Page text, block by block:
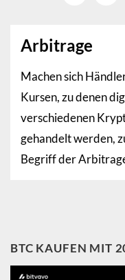
Arbitrage
Machen sich
Kursen, zu denen
verschiedenen
gehandelt werden,
Begriff der
BTC KAUFEN MIT